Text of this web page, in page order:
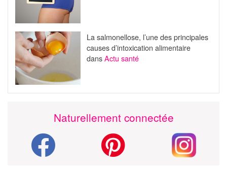
La salmonellose, l’une des principales
causes d’intoxication alimentaire
dansActu santé
Naturellement connectée